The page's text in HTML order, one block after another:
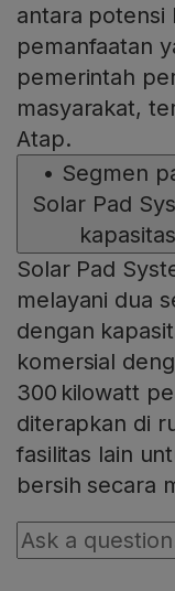
antara potensi
pemanfaatan
pemerintah
masyarakat,
Atap.
• Segmen
Solar Pad
Solar Pad
melayani dua
dengan
komersial
300 kilowatt
diterapkan di
fasilitas lain
bersih secara